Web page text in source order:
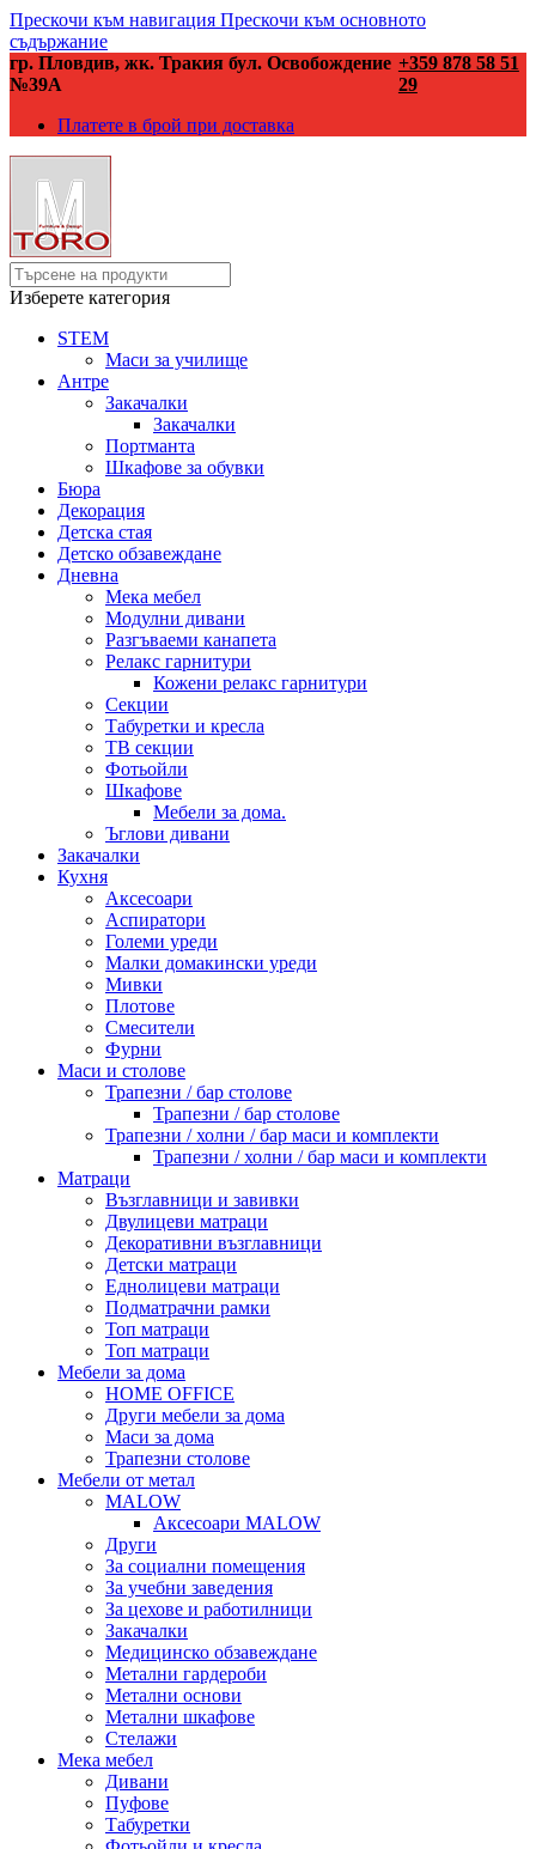
Прескочи към навигация Прескочи към основното
съдържание
гр. Пловдив, жк. Тракия бул. Освобождение
№39А
+359 878 58 51
29
Платете в брой при доставка
Изберете категория
STEM
Маси за училище
Антре
Закачалки
Закачалки
Портманта
Шкафове за обувки
Бюра
Декорация
Детска стая
Детско обзавеждане
Дневна
Мека мебел
Модулни дивани
Разгъваеми канапета
Релакс гарнитури
Кожени релакс гарнитури
Секции
Табуретки и кресла
ТВ секции
Фотьойли
Шкафове
Мебели за дома.
Ъглови дивани
Закачалки
Кухня
Аксесоари
Аспиратори
Големи уреди
Малки домакински уреди
Мивки
Плотове
Смесители
Фурни
Маси и столове
Трапезни / бар столове
Трапезни / бар столове
Трапезни / холни / бар маси и комплекти
Трапезни / холни / бар маси и комплекти
Матраци
Възглавници и завивки
Двулицеви матраци
Декоративни възглавници
Детски матраци
Еднолицеви матраци
Подматрачни рамки
Топ матраци
Топ матраци
Мебели за дома
HOME OFFICE
Други мебели за дома
Маси за дома
Трапезни столове
Мебели от метал
MALOW
Аксесоари MALOW
Други
За социални помещения
За учебни заведения
За цехове и работилници
Закачалки
Медицинско обзавеждане
Метални гардероби
Метални основи
Метални шкафове
Стелажи
Мека мебел
Дивани
Пуфове
Табуретки